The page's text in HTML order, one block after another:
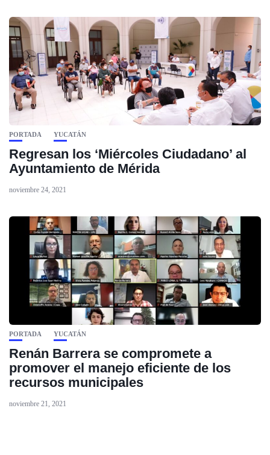
PORTADA YUCATÁN
Regresan los ‘Miércoles Ciudadano’ al
Ayuntamiento de Mérida
noviembre 24, 2021
PORTADA YUCATÁN
Renán Barrera se compromete a
promover el manejo eficiente de los
recursos municipales
noviembre 21, 2021